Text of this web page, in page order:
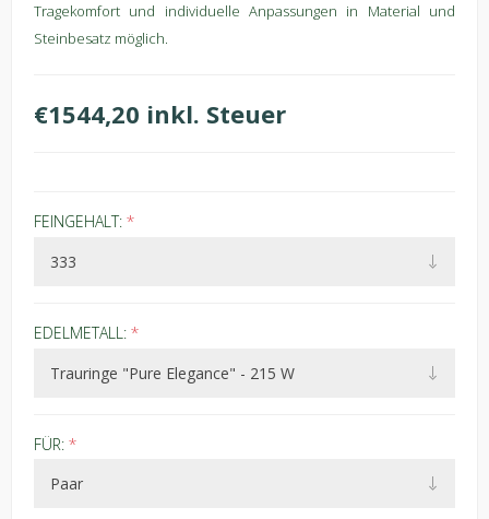
Tragekomfort und individuelle Anpassungen in Material und
Steinbesatz möglich.
€1544,20 inkl. Steuer
FEINGEHALT: *
EDELMETALL: *
FÜR: *